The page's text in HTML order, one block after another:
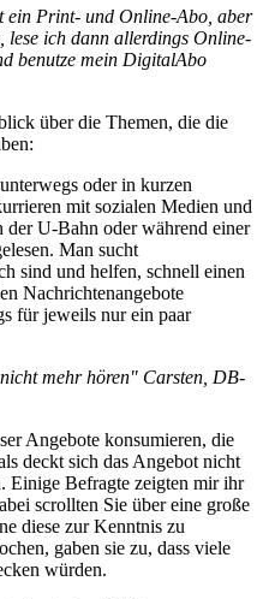
ein Print- und Online-Abo, aber
lese ich dann allerdings Online-
benutze mein DigitalAbo
über die Themen, die die
oder in kurzen
mit sozialen Medien und
U-Bahn oder während einer
Man sucht
sind und helfen, schnell einen
Nachrichtenangebote
für jeweils nur ein paar
mehr hören" Carsten, DB-
Angebote konsumieren, die
deckt sich das Angebot nicht
Einige Befragte zeigten mir ihr
scrollten Sie über eine große
diese zur Kenntnis zu
gaben sie zu, dass viele
würden.